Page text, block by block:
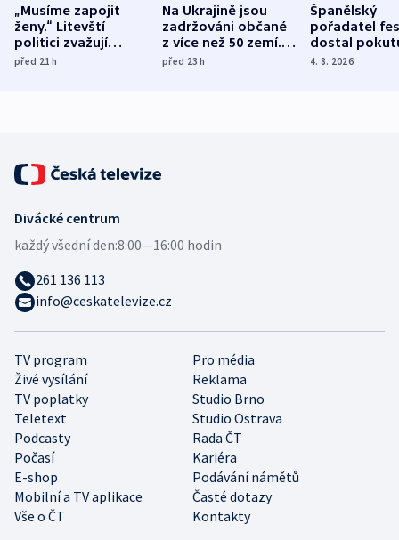
„Musíme zapojit
ženy.“ Litevští
politici zvažují
dohodu o
před 21h
Na Ukrajině jsou
zadržováni občané
z více než 50 zemí.
Bojovali na straně
před 23h
Španělský
pořadatel
dostal
nekalé
4. 8. 2026
TV program
Pro média
Živé vysílání
Reklama
TV poplatky
Studio Brno
Teletext
Studio Ostrava
Podcasty
Rada ČT
Počasí
Kariéra
E-shop
Podávání námětů
Mobilní a TV aplikace
Časté dotazy
Vše o ČT
Kontakty
Divácké centrum
každý všední den:8:00—16:00 hodin
261 136 113
info@ceskatelevize.cz